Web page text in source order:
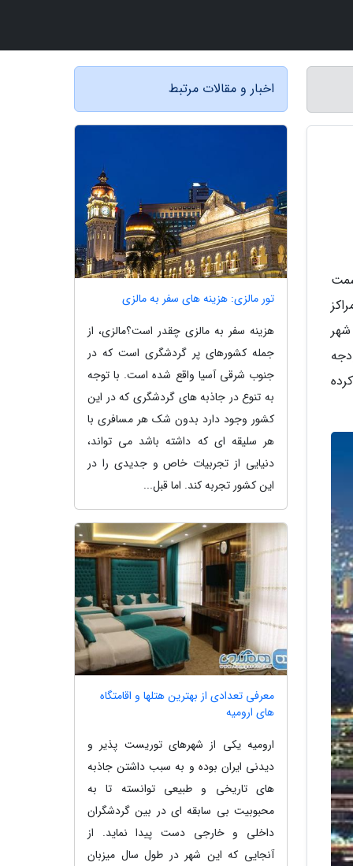
اخبار و مقالات مرتبط
تور مالزی: هزینه های سفر به مالزی
هزینه سفر به مالزی چقدر است؟مالزی، از
جمله کشورهای پر گردشگری است که در
جنوب شرقی آسیا واقع شده است. با توجه
به تنوع در جاذبه های گردشگری که در این
کشور وجود دارد بدون شک هر مسافری با
هر سلیقه ای که داشته باشد می تواند،
دنیایی از تجربیات خاص و جدیدی را در
این کشور تجربه کند. اما قبل...
معرفی تعدادی از بهترین هتلها و اقامتگاه
های ارومیه
ارومیه یکی از شهرهای توریست پذیر و
دیدنی ایران بوده و به سبب داشتن جاذبه
های تاریخی و طبیعی توانسته تا به
محبوبیت بی سابقه ای در بین گردشگران
داخلی و خارجی دست پیدا نماید. از
آنجایی که این شهر در طول سال میزبان